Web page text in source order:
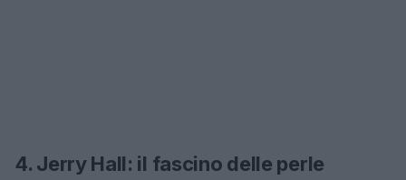
4. Jerry Hall: il fascino delle perle